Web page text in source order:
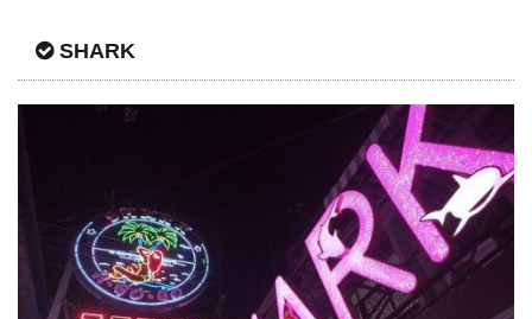
SHARK